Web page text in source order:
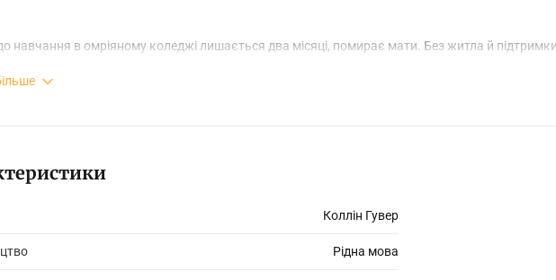
навчання в омріяному коледжі лишається два місяці, помирає мати. Без житла й
світів. Вона виросла в бідності, а він розкошує. Бея не звикла довіряти людям, та між
Обох тягне до сумного. І саме це їх вабить одне в одному.
Коллін Гувер
Рідна мова